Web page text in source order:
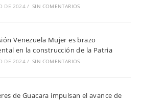
DE 2024 / SIN COMENTARIOS
Venezuela Mujer es brazo
en la construcción de la Patria
DE 2024 / SIN COMENTARIOS
de Guacara impulsan el avance de